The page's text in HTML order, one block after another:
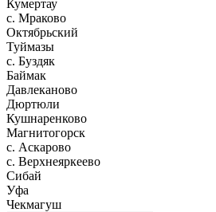
Кумертау
c. Мраково
Октябрьский
Туймазы
c. Буздяк
Баймак
Давлеканово
Дюртюли
Кушнаренково
Магнитогорск
с. Аскарово
с. Верхнеяркеево
Сибай
Уфа
Чекмагуш